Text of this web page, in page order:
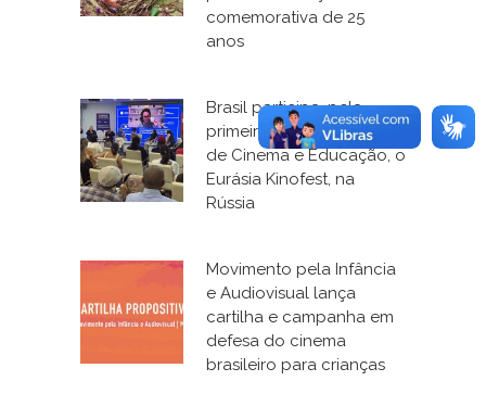
comemorativa de 25
anos
Brasil participa, pela
primeira vez, do Fórum
de Cinema e Educação, o
Eurásia Kinofest, na
Rússia
Movimento pela Infância
e Audiovisual lança
cartilha e campanha em
defesa do cinema
brasileiro para crianças